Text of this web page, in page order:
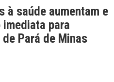
à saúde aumentam e
para
Pará de Minas